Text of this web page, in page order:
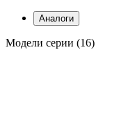
Аналоги
Модели серии (16)